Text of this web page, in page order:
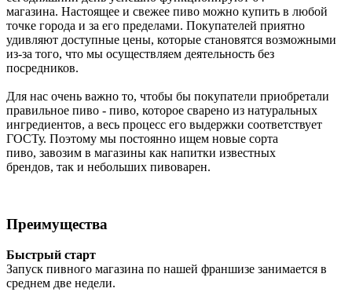
магазина. Настоящее и свежее пиво можно купить в любой
точке города и за его пределами. Покупателей приятно
удивляют доступные цены, которые становятся возможными
из-за того, что мы осуществляем деятельность без
посредников.
Для нас очень важно то, чтобы бы покупатели приобретали
правильное пиво - пиво, которое сварено из натуральных
ингредиентов, а весь процесс его выдержки соответствует
ГОСТу. Поэтому мы постоянно ищем новые сорта
пиво, завозим в магазины как напитки известных
брендов, так и небольших пивоварен.
Преимущества
Быстрый старт
Запуск пивного магазина по нашей франшизе занимается в
среднем две недели.